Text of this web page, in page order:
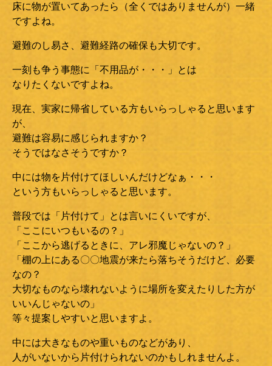
床に物が置いてあったら（全くではありませんが）一緒
ですよね。
避難のし易さ、避難経路の確保も大切です。
一刻も争う事態に「不用品が・・・」とは
なりたくないですよね。
現在、実家に帰省している方もいらっしゃると思います
が、
避難は容易に感じられますか？
そうではなさそうですか？
中には物を片付けてほしいんだけどなぁ・・・
という方もいらっしゃると思います。
普段では「片付けて」とは言いにくいですが、
「ここにいつもいるの？」
「ここから逃げるときに、アレ邪魔じゃないの？」
「棚の上にある〇〇地震が来たら落ちそうだけど、必要
なの？
大切なものなら壊れないように場所を変えたりした方が
いいんじゃないの」
等々提案しやすいと思いますよ。
中には大きなものや重いものなどがあり、
人がいないから片付けられないのかもしれませんよ。